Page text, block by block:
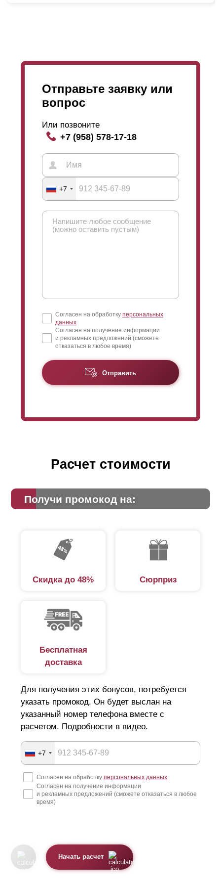
Отправьте заявку или
вопрос
Или позвоните
+7 (958) 578-17-18
+7
Согласен на обработку персональных
данных
Согласен на получение информации
и рекламных предложений (сможете
отказаться в любое время)
Отправить
Расчет стоимости
Получи промокод на:
Скидка до 48% Сюрприз
Бесплатная
доставка
Для получения этих бонусов, потребуется
указать промокод. Он будет выслан на
указанный номер телефона вместе с
расчетом. Подробности в видео.
+7
Согласен на обработку персональных данных
Согласен на получение информации
и рекламных предложений (сможете отказаться в любое
время)
Начать расчет